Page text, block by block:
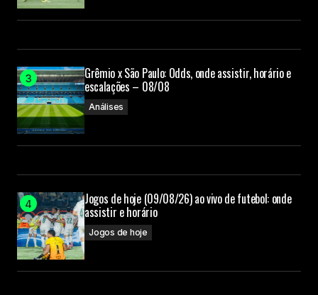
Grêmio x São Paulo: Odds, onde assistir, horário e
escalações – 08/08
Análises
Jogos de hoje (09/08/26) ao vivo de futebol: onde
assistir e horário
Jogos de hoje